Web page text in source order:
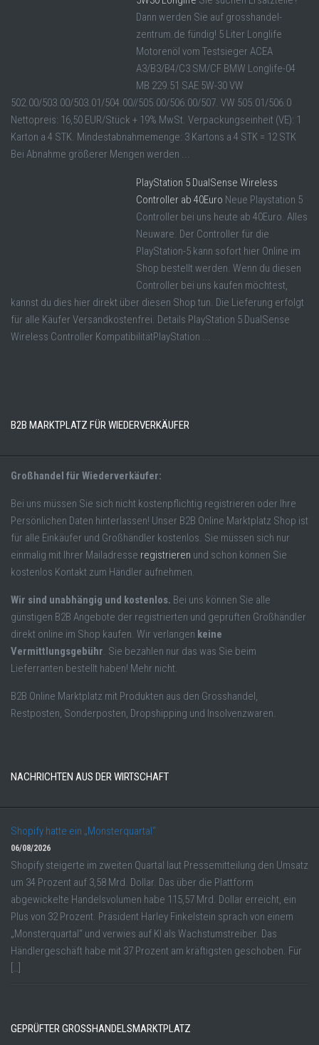
Dann werden Sie auf grosshandel-
zentrum.de fündig! 5 Liter Longlife
Motorenöl vom Testsieger ACEA
A3/B3/B4/C3 SM/CF BMW Longlife-04
MB 229.51 SAE 5W-30 VW
502.00/503.00/503.01/504.00//505.00/506.00/507. VW 505.01/506.0
Nettopreis: 16,50 EUR/Stück + 19% MwSt. Verpackungseinheit (VE): 1
Karton a 4 STK. Mindestabnahmemenge: 3 Kartons a 4 STK = 12 STK
Bei Abnahme größerer Mengen werden ...
PlayStation 5 DualSense Wireless
Controller ab 40Euro Neue Playstation 5
Controller bei uns heute ab 40Euro. Alles
Neuware. Der Controller für die
PlayStation-5 kann sofort hier Online im
Shop bestellt werden. Wenn du diesen
Controller bei uns kaufen möchtest,
kannst du dies hier direkt über diesen Shop tun. Die Lieferung erfolgt
für alle Käufer Versandkostenfrei. Details PlayStation 5 DualSense
Wireless Controller KompatibilitätPlayStation ...
B2B MARKTPLATZ FÜR WIEDERVERKÄUFER
Großhandel für Wiederverkäufer:
Bei uns müssen Sie sich nicht kostenpflichtig registrieren oder Ihre
Persönlichen Daten hinterlassen! Unser B2B Online Marktplatz Shop ist
für alle Einkäufer und Großhändler kostenlos. Sie müssen sich nur
einmalig mit Ihrer Mailadresse registrieren und schon können Sie
kostenlos Kontakt zum Händler aufnehmen.
Wir sind unabhängig und kostenlos. Bei uns können Sie alle
günstigen B2B Angebote der registrierten und geprüften Großhändler
direkt online im Shop kaufen. Wir verlangen keine
Vermittlungsgebühr. Sie bezahlen nur das was Sie beim
Lieferranten bestellt haben! Mehr nicht.
B2B Online Marktplatz mit Produkten aus den Grosshandel,
Restposten, Sonderposten, Dropshipping und Insolvenzwaren.
NACHRICHTEN AUS DER WIRTSCHAFT
Shopify hatte ein „Monsterquartal“
06/08/2026
Shopify steigerte im zweiten Quartal laut Pressemitteilung den Umsatz
um 34 Prozent auf 3,58 Mrd. Dollar. Das über die Plattform
abgewickelte Handelsvolumen habe 115,57 Mrd. Dollar erreicht, ein
Plus von 32 Prozent. Präsident Harley Finkelstein sprach von einem
„Monsterquartal“ und verwies auf KI als Wachstumstreiber. Das
Händlergeschäft habe mit 37 Prozent am kräftigsten geschoben. Für
[…]
GEPRÜFTER GROSSHANDELSMARKTPLATZ